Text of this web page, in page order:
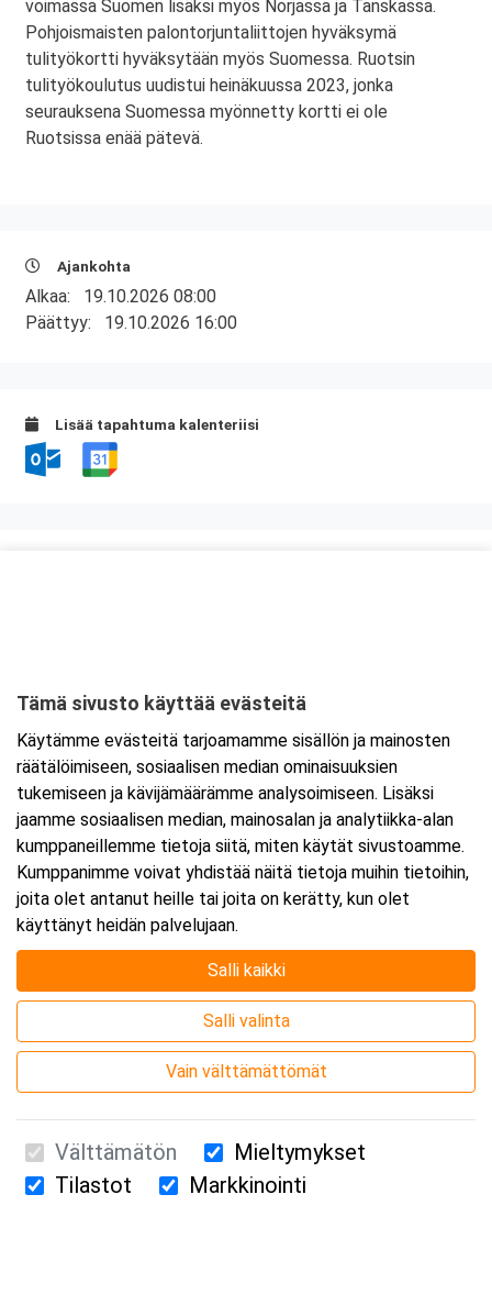
voimassa Suomen lisäksi myös Norjassa ja Tanskassa.
Pohjoismaisten palontorjuntaliittojen hyväksymä
tulityökortti hyväksytään myös Suomessa. Ruotsin
tulityökoulutus uudistui heinäkuussa 2023, jonka
seurauksena Suomessa myönnetty kortti ei ole
Ruotsissa enää pätevä.
Ajankohta
Alkaa: 19.10.2026 08:00
Päättyy: 19.10.2026 16:00
Lisää tapahtuma kalenteriisi
Tarkempi kartta ja ajo-ohjeet
Suomen Ensiapukoulutus Oy / Valimotie 21 / 00380 Helsinki
Tämä sivusto käyttää evästeitä
Käytämme evästeitä tarjoamamme sisällön ja mainosten
räätälöimiseen, sosiaalisen median ominaisuuksien
tukemiseen ja kävijämäärämme analysoimiseen. Lisäksi
jaamme sosiaalisen median, mainosalan ja analytiikka-alan
kumppaneillemme tietoja siitä, miten käytät sivustoamme.
Kumppanimme voivat yhdistää näitä tietoja muihin tietoihin,
joita olet antanut heille tai joita on kerätty, kun olet
käyttänyt heidän palvelujaan.
Salli kaikki
Salli valinta
Vain välttämättömät
Välttämätön
Mieltymykset
Tilastot
Markkinointi